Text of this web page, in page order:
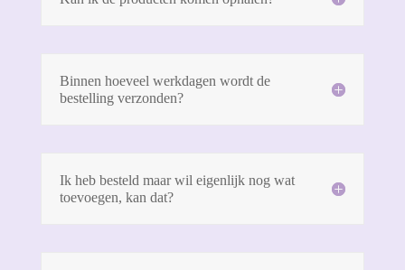
Binnen hoeveel werkdagen wordt de
bestelling verzonden?
Ik heb besteld maar wil eigenlijk nog wat
toevoegen, kan dat?